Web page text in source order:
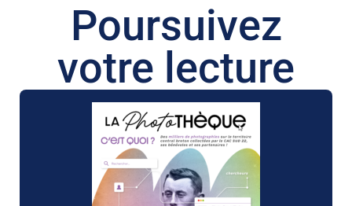
Poursuivez
votre lecture